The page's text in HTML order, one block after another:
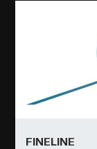
FINELINE